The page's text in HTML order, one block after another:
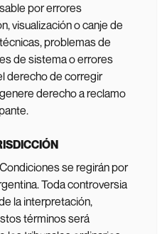
por errores
visualización o canje de
problemas de
de sistema o errores
derecho de corregir
derecho a reclamo
se regirán por
Toda controversia
la interpretación,
términos será